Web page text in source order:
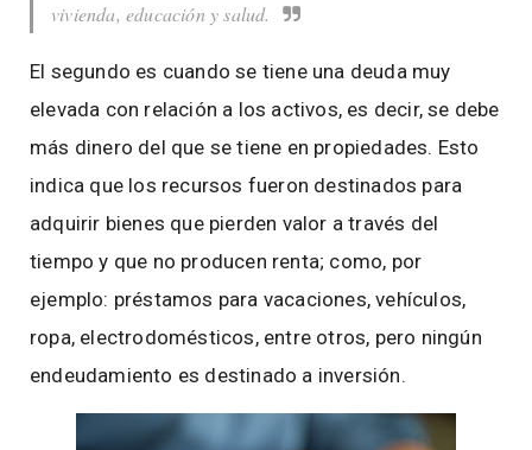
vivienda, educación y salud.
El segundo es cuando se tiene una deuda muy
elevada con relación a los activos, es decir, se debe
más dinero del que se tiene en propiedades. Esto
indica que los recursos fueron destinados para
adquirir bienes que pierden valor a través del
tiempo y que no producen renta; como, por
ejemplo: préstamos para vacaciones, vehículos,
ropa, electrodomésticos, entre otros, pero ningún
endeudamiento es destinado a inversión.